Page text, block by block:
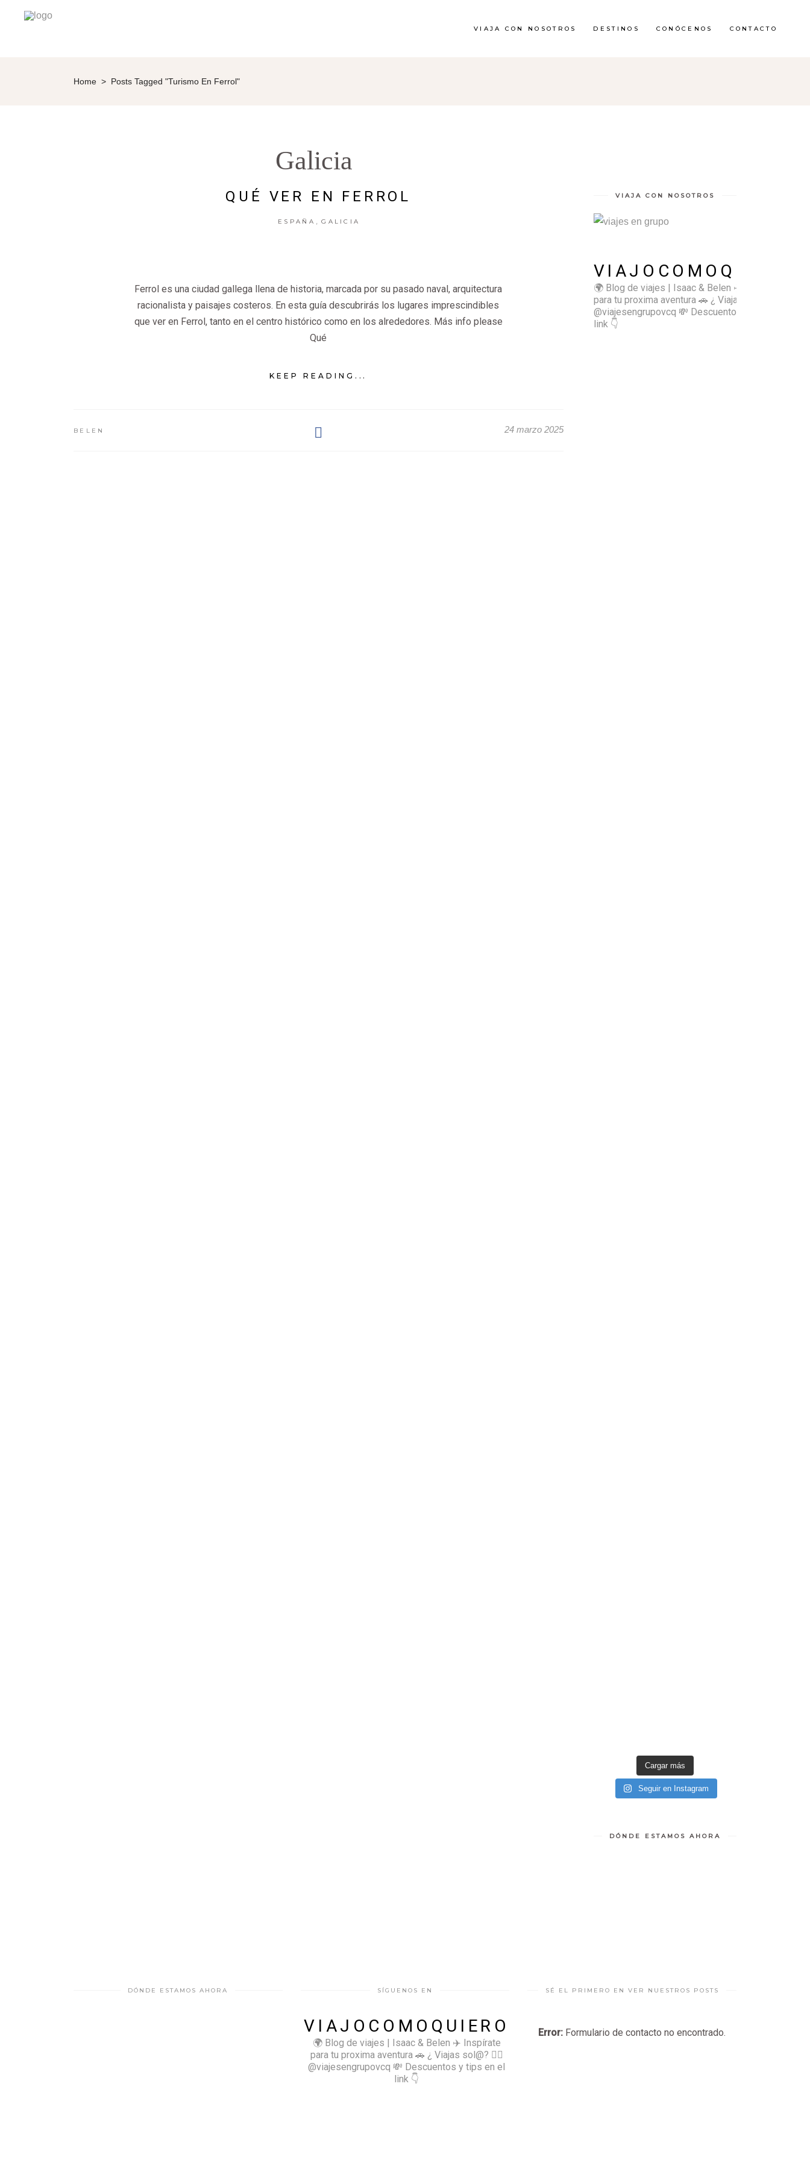
VIAJA CON NOSOTROS DESTINOS CONÓCENOS CONTACTO
Home > Posts Tagged "Turismo En Ferrol"
Galicia
QUÉ VER EN FERROL
ESPAÑA GALICIA
Ferrol es una ciudad gallega llena de historia, marcada por su pasado naval, arquitectura
racionalista y paisajes costeros. En esta guía descubrirás los lugares imprescindibles
que ver en Ferrol, tanto en el centro histórico como en los alrededores. Más info please
Qué
KEEP READING...
BELEN 24 marzo 2025
VIAJA CON NOSOTROS
VIAJOCOMOQUIERO
🌍 Blog de viajes | Isaac & Belen ✈️ Inspírate
para tu proxima aventura 🚗 ¿ Viajas sol@? 👉🏻
@viajesengrupovcq 💸 Descuentos y tips en el
link 👇
Cargar más
Seguir en Instagram
DÓNDE ESTAMOS AHORA
DÓNDE ESTAMOS AHORA SÍGUENOS EN
VIAJOCOMOQUIERO
🌍 Blog de viajes | Isaac & Belen ✈️ Inspírate
para tu proxima aventura 🚗 ¿ Viajas sol@? 👉🏻
@viajesengrupovcq 💸 Descuentos y tips en el
link 👇
SÉ EL PRIMERO EN VER NUESTROS POSTS
Error: Formulario de contacto no encontrado.